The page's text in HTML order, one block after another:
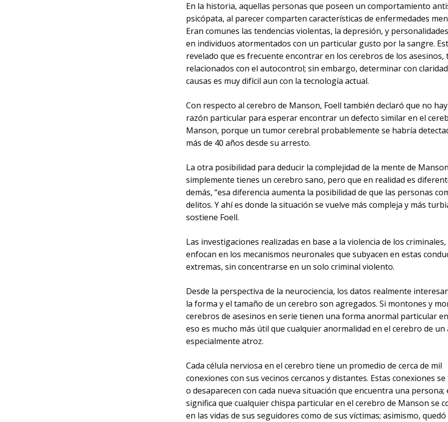
En la historia, aquellas personas que poseen un comportamiento
psicópata, al parecer comparten características de enfermedades
Eran comunes las tendencias violentas, la depresión, y
en individuos atormentados con un particular gusto por la sangre.
revelado que es frecuente encontrar en los cerebros de los asesinos,
relacionados con el autocontrol; sin embargo, determinar con
causas es muy difícil aun con la tecnología actual.
Con respecto al cerebro de Manson, Foell también declaró que no
razón particular para esperar encontrar un defecto similar en el
Manson, porque un tumor cerebral probablemente se habría
más de 40 años desde su arresto.
La otra posibilidad para deducir la complejidad de la mente de
simplemente tienes un cerebro sano, pero que en realidad es
demás, “esa diferencia aumenta la posibilidad de que las personas
delitos. Y ahí es donde la situación se vuelve más compleja y más
sostiene Foell.
Las investigaciones realizadas en base a la violencia de los criminales,
enfocan en los mecanismos neuronales que subyacen en estas
extremas, sin concentrarse en un solo criminal violento.
Desde la perspectiva de la neurociencia, los datos realmente
la forma y el tamaño de un cerebro son agregados. Si montones y
cerebros de asesinos en serie tienen una forma anormal particular
eso es mucho más útil que cualquier anormalidad en el cerebro de un
especialmente atroz.
Cada célula nerviosa en el cerebro tiene un promedio de cerca de mil
conexiones con sus vecinos cercanos y distantes. Estas conexiones
o desaparecen con cada nueva situación que encuentra una persona;
significa que cualquier chispa particular en el cerebro de Manson se
en las vidas de sus seguidores como de sus víctimas; asimismo,